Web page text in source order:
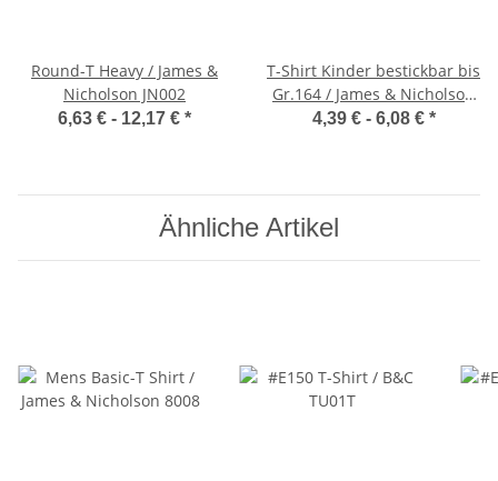
Round-T Heavy / James &
Nicholson JN002
6,63 € - 12,17 € *
T-Shirt Kinder bestickbar bis
Gr.164 / James & Nicholson
JN019
4,39 € - 6,08 € *
Ähnliche Artikel